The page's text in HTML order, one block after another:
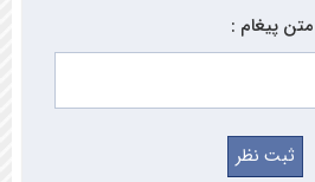
متن پیغام :